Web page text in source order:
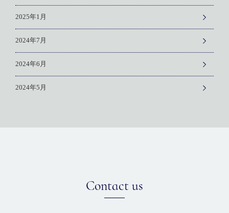
2025年1月
2024年7月
2024年6月
2024年5月
Contact us